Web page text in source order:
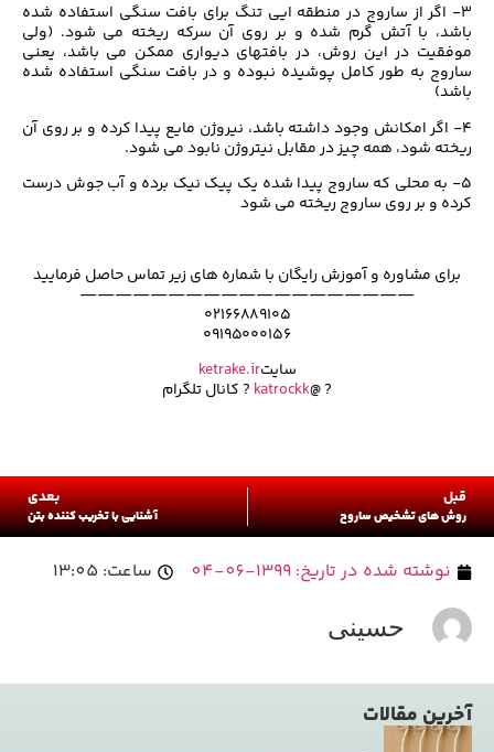
۳- اگر از ساروج در منطقه ایی تنگ برای بافت سنگی استفاده شده
باشد، با آتش گرم شده و بر روی آن سرکه ریخته می شود. (ولی
موفقیت در این روش، در بافتهای دیواری ممکن می باشد، یعنی
ساروج به طور کامل پوشیده نبوده و در بافت سنگی استفاده شده
باشد)
۴- اگر امکانش وجود داشته باشد، نیروژن مایع پیدا کرده و بر روی آن
ریخته شود، همه چیز در مقابل نیتروژن نابود می شود.
۵- به محلی که ساروج پیدا شده یک پیک نیک برده و آب جوش درست
کرده و بر روی ساروج ریخته می شود
برای مشاوره و آموزش رایگان با شماره های زیر تماس حاصل فرمایید
———————————————————
۰۲۱۶۶۸۸۹۱۰۵
۰۹۱۹۵۰۰۰۱۵۶
سایتketrake.ir
? @
katrockk ? کانال تلگرام
قبل
روش های تشخیص ساروج
بعدی
آشنایی با تخریب کننده بتن
نوشته شده در تاریخ: 1399-06-04 ساعت: 13:05
حسینی
آخرین مقالات